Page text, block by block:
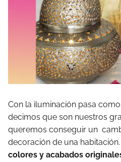
Con la iluminación pasa
decimos que son nuestros
queremos conseguir un
decoración de una habitación.
colores y acabados